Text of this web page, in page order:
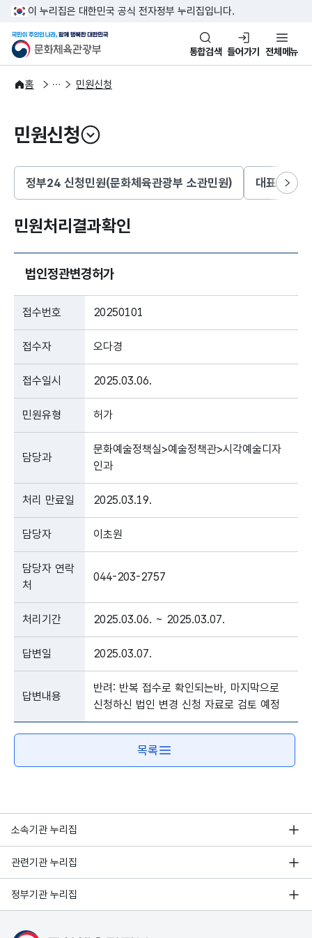
본문 바로가기
주메뉴 바로가기
이 누리집은 대한민국 공식 전자정부 누리집입니다.
문화체육관광부
국민이 주인인 나라, 함께 행복
통합검색 들어가기 전체메뉴
홈
국민참여
전자민원 민원신청
민원신청
열기
정부24 신청민원(문화체육관광부 소관민원) 대표누리
다음
민원처리결과확인
법인정관변경허가
접수번호 20250101
접수자 오다경
접수일시 2025.03.06.
민원유형 허가
담당과
문화예술정책실>예술정책관>시각예술디자
인과
처리 만료일 2025.03.19.
담당자 이초원
담당자 연락
처
044-203-2757
처리기간 2025.03.06. ~ 2025.03.07.
답변일 2025.03.07.
답변내용
반려: 반복 접수로 확인되는바, 마지막으로
신청하신 법인 변경 신청 자료로 검토 예정
목록
소속기관 누리집
관련기관 누리집
정부기관 누리집
문화체육관광부